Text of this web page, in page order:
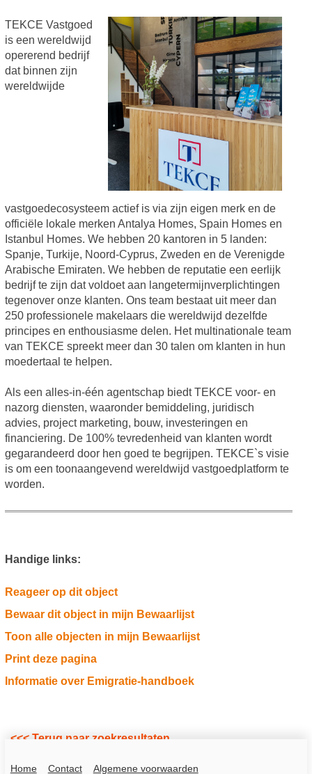
TEKCE Vastgoed
is een wereldwijd
opererend bedrijf
dat binnen zijn
wereldwijde
vastgoedecosysteem actief is via zijn eigen merk en de
officiële lokale merken Antalya Homes, Spain Homes en
Istanbul Homes. We hebben 20 kantoren in 5 landen:
Spanje, Turkije, Noord-Cyprus, Zweden en de Verenigde
Arabische Emiraten. We hebben de reputatie een eerlijk
bedrijf te zijn dat voldoet aan langetermijnverplichtingen
tegenover onze klanten. Ons team bestaat uit meer dan
250 professionele makelaars die wereldwijd dezelfde
principes en enthousiasme delen. Het multinationale team
van TEKCE spreekt meer dan 30 talen om klanten in hun
moedertaal te helpen.
Als een alles-in-één agentschap biedt TEKCE voor- en
nazorg diensten, waaronder bemiddeling, juridisch
advies, project marketing, bouw, investeringen en
financiering. De 100% tevredenheid van klanten wordt
gegarandeerd door hen goed te begrijpen. TEKCE`s visie
is om een toonaangevend wereldwijd vastgoedplatform te
worden.
Handige links:
Reageer op dit object
Bewaar dit object in mijn Bewaarlijst
Toon alle objecten in mijn Bewaarlijst
Print deze pagina
Informatie over Emigratie-handboek
<<< Terug naar zoekresultaten
Home Contact Algemene voorwaarden